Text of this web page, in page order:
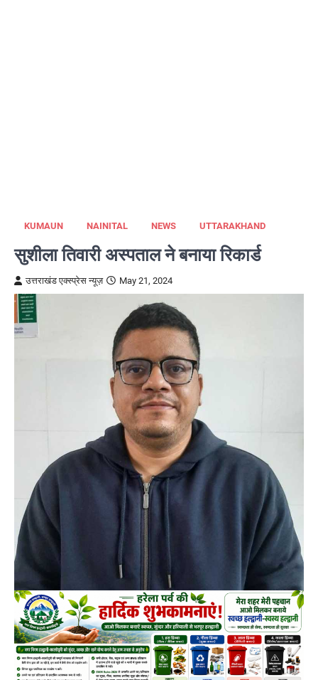
KUMAUN NAINITAL NEWS UTTARAKHAND
सुशीला तिवारी अस्पताल ने बनाया रिकार्ड
उत्तराखंड एक्स्प्रेस न्यूज़ May 21, 2024